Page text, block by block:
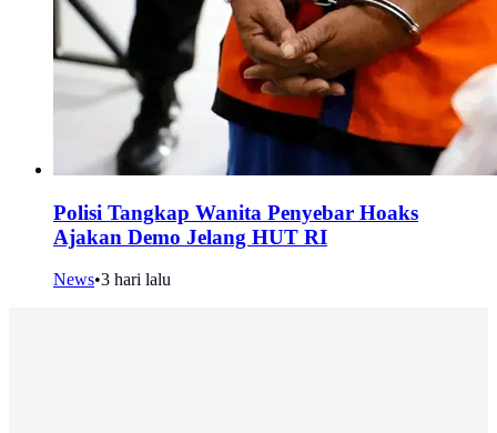
Polisi Tangkap Wanita Penyebar Hoaks
Ajakan Demo Jelang HUT RI
News•3 hari lalu